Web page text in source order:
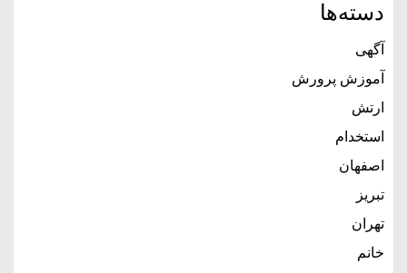
دسته‌ها
آگهی
آموزش پرورش
ارتش
استخدام
اصفهان
تبریز
تهران
خانم